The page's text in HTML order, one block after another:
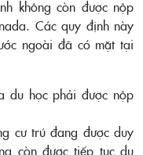
không còn được nộp
Các quy định này
ngoài đã có mặt tại
du học phải được nộp
cư trú đang được duy
còn được tiếp tục du